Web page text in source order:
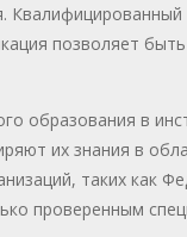
Квалифицированный
позволяет
образования в
их знания в
таких как
проверенным